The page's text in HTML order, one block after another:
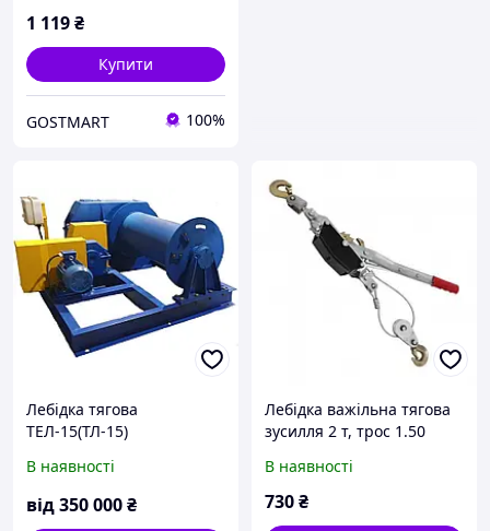
1 119₴
Купити
GOSTMART 100%
Лебідка тягова
ТЕЛ-15(ТЛ-15)
В наявності
від350 000₴
Лебідка важільна тягова
зусилля 2 т, трос 1.50
довжина троса 0,75 м
INTERTOOL GT1442
В наявності
730₴